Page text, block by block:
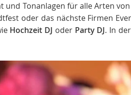
und Tonanlagen für alle Arten
oder das nächste Firmen
Hochzeit DJ oder Party DJ. In